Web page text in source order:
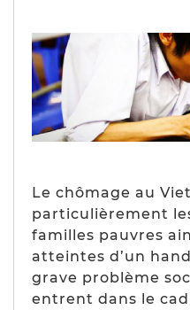
Le chômage au
particulièrement
familles pauvres
atteintes d’un
grave problème
entrent dans le